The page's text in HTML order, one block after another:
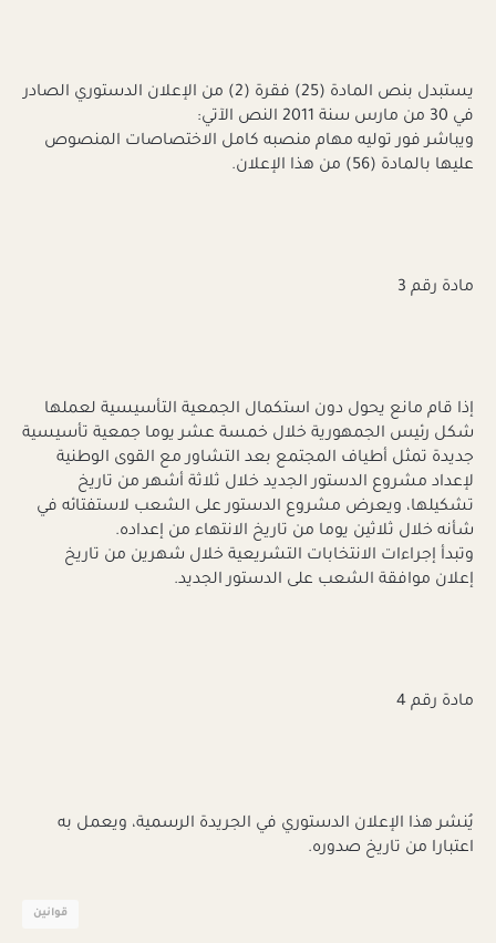
يستبدل بنص المادة (25) فقرة (2) من الإعلان الدستوري الصادر
في 30 من مارس سنة 2011 النص الآتي:
ويباشر فور توليه مهام منصبه كامل الاختصاصات المنصوص
عليها بالمادة (56) من هذا الإعلان.
مادة رقم 3
إذا قام مانع يحول دون استكمال الجمعية التأسيسية لعملها
شكل رئيس الجمهورية خلال خمسة عشر يوما جمعية تأسيسية
جديدة تمثل أطياف المجتمع بعد التشاور مع القوى الوطنية
لإعداد مشروع الدستور الجديد خلال ثلاثة أشهر من تاريخ
تشكيلها، ويعرض مشروع الدستور على الشعب لاستفتائه في
شأنه خلال ثلاثين يوما من تاريخ الانتهاء من إعداده.
وتبدأ إجراءات الانتخابات التشريعية خلال شهرين من تاريخ
إعلان موافقة الشعب على الدستور الجديد.
مادة رقم 4
يُنشر هذا الإعلان الدستوري في الجريدة الرسمية، ويعمل به
اعتبارا من تاريخ صدوره.
قوانين